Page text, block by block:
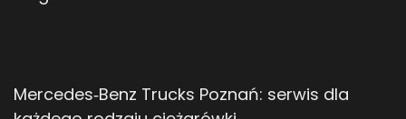
Mercedes‑Benz Trucks Poznań: serwis dla